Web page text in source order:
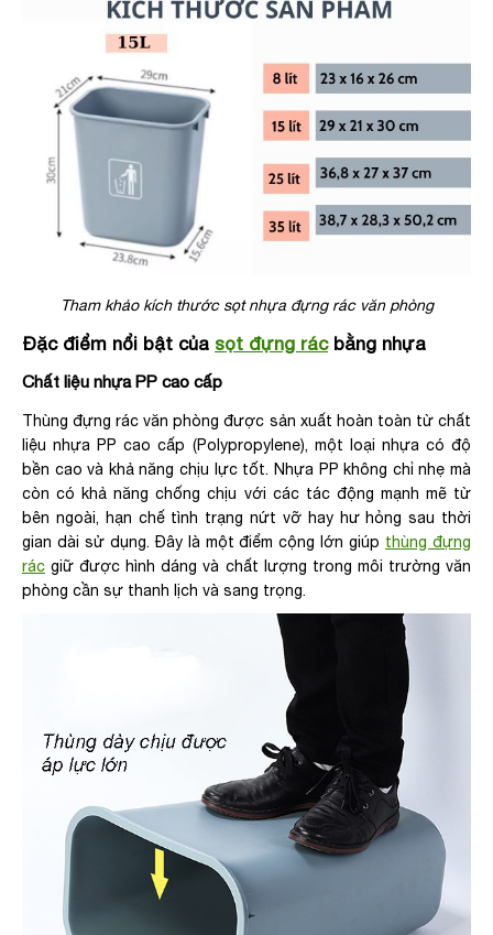
Tham khảo kích thước sọt nhựa đựng rác văn phòng
Đặc điểm nổi bật của sọt đựng rácbằng nhựa
Chất liệu nhựa PP cao cấp
Thùng đựng rác văn phòng được sản xuất hoàn toàn từ chất
liệu nhựa PP cao cấp (Polypropylene), một loại nhựa có độ
bền cao và khả năng chịu lực tốt. Nhựa PP không chỉ nhẹ mà
còn có khả năng chống chịu với các tác động mạnh mẽ từ
bên ngoài, hạn chế tình trạng nứt vỡ hay hư hỏng sau thời
gian dài sử dụng. Đây là một điểm cộng lớn giúp thùng đựng
rác giữ được hình dáng và chất lượng trong môi trường văn
phòng cần sự thanh lịch và sang trọng.